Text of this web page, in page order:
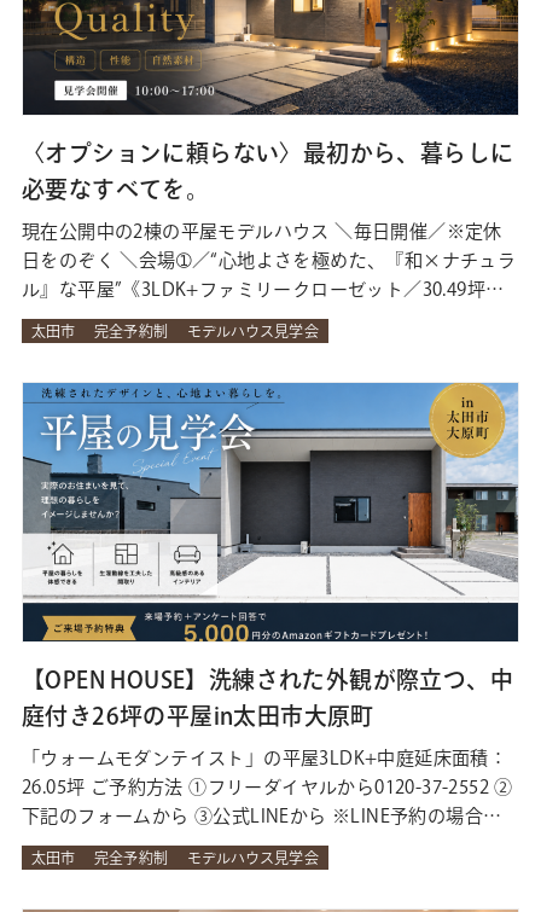
〈オプションに頼らない〉最初から、暮らしに
必要なすべてを。
現在公開中の2棟の平屋モデルハウス ＼毎日開催／※定休
日をのぞく ＼会場➀／“心地よさを極めた、『和×ナチュラ
ル』な平屋”《3LDK+ファミリークローゼット／30.49坪》
★ココもあわせてチェック！ ●直線的でシンプルなデザイ
ンの外観●光が差し込む明るいリビング●3帖のおこもりス
ドを採用した ホテルライク…
太田市 完全予約制 モデルハウス見学会
【OPEN HOUSE】洗練された外観が際立つ、中
庭付き26坪の平屋in太田市大原町
「ウォームモダンテイスト」の平屋3LDK+中庭延床面積：
26.05坪 ご予約方法 ①フリーダイヤルから0120-37-2552 ②
下記のフォームから ③公式LINEから ※LINE予約の場合
は、お手数ですがお友だち登録時にアンケートにお答えい
ただき、下部メニューの『予約』→『LINEで予約する』
太田市 完全予約制 モデルハウス見学会